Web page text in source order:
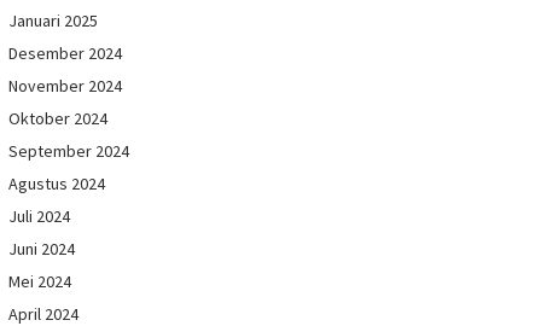
Januari 2025
Desember 2024
November 2024
Oktober 2024
September 2024
Agustus 2024
Juli 2024
Juni 2024
Mei 2024
April 2024